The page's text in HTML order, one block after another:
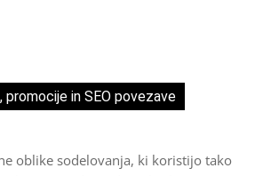
in SEO povezave
oblike sodelovanja, ki koristijo tako